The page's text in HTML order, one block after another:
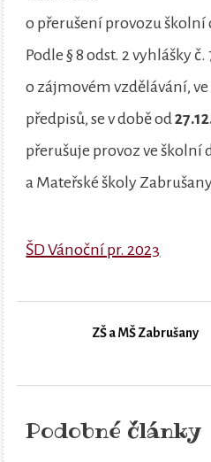
o přerušení provozu
Podle § 8 odst. 2 vyhlášky č.
o zájmovém vzdělávání,
předpisů, se v době od
přerušuje provoz ve školní
a Mateřské školy
ŠD Vánoční pr. 2023
ZŠ a MŠ Zabrušany
Podobné články